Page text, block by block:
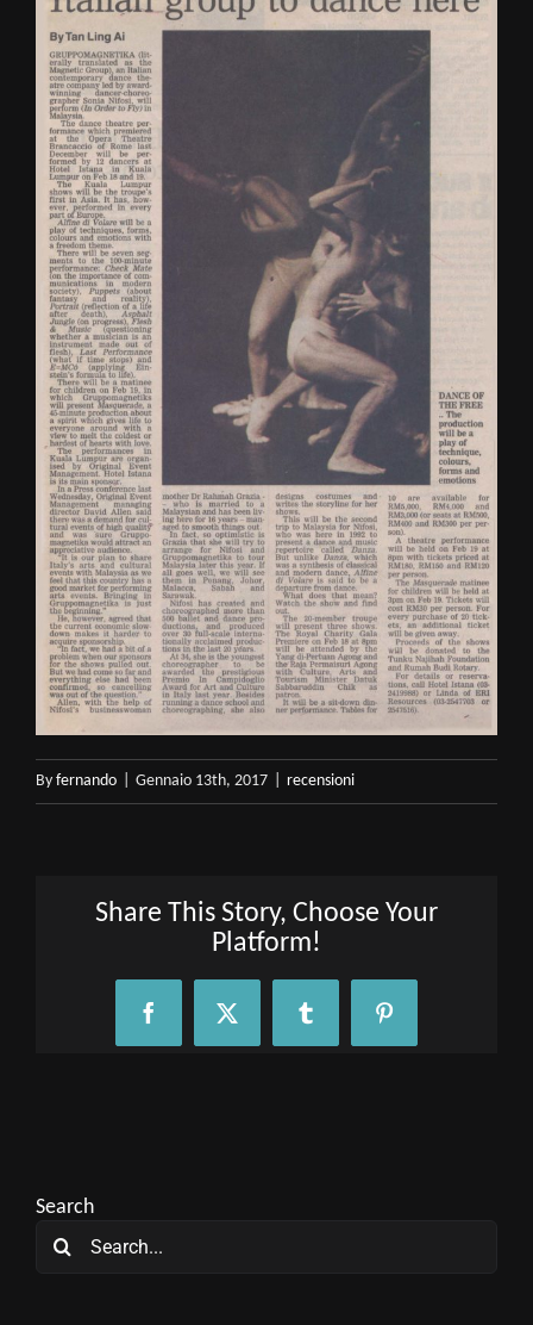
By fernando Gennaio 13th, 2017 recensioni
Share This Story, Choose Your
Platform!
FacebookX Tumblr Pinterest
Search
Search